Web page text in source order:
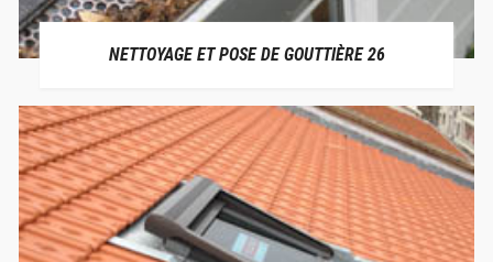
NETTOYAGE ET POSE DE GOUTTIÈRE 26